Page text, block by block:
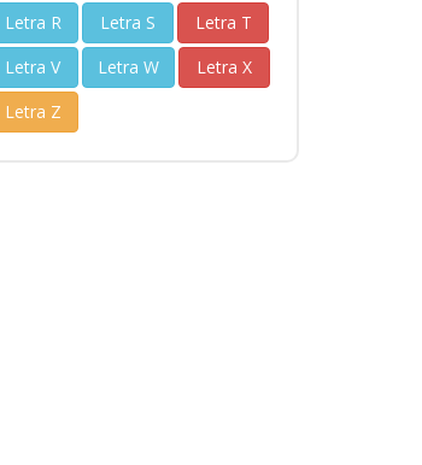
Letra R Letra S
Letra T
Letra V Letra W
Letra X
Letra Z